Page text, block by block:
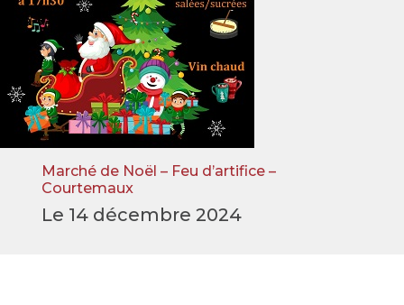
Marché de Noël – Feu d’artifice –
Courtemaux
Le 14 décembre 2024